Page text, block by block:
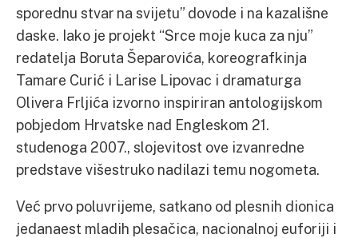
sporednu stvar na svijetu” dovode i na kazališne
daske. Iako je projekt “Srce moje kuca za nju”
redatelja Boruta Šeparovića, koreografkinja
Tamare Curić i Larise Lipovac i dramaturga
Olivera Frljića izvorno inspiriran antologijskom
pobjedom Hrvatske nad Engleskom 21.
studenoga 2007., slojevitost ove izvanredne
predstave višestruko nadilazi temu nogometa.
Već prvo poluvrijeme, satkano od plesnih dionica
jedanaest mladih plesačica, nacionalnoj euforiji i